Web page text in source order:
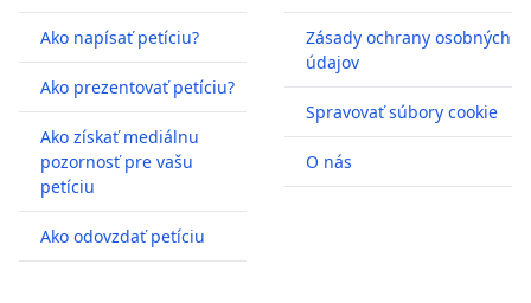
Ako napísať petíciu?
Ako prezentovať petíciu?
Ako získať mediálnu
pozornosť pre vašu
petíciu
Ako odovzdať petíciu
Zásady ochrany osobných
údajov
Spravovať súbory cookie
O nás